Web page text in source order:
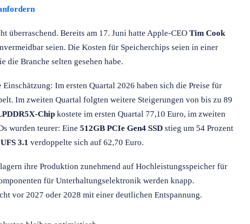
überraschend. Bereits am 17. Juni hatte Apple-CEO Tim Cook
seien. Die Kosten für Speicherchips seien in einer
die Branche selten gesehen habe.
Im ersten Quartal 2026 haben sich die Preise für
Im zweiten Quartal folgten weitere Steigerungen von bis zu 89
Chip kostete im ersten Quartal 77,10 Euro, im zweiten
wurden teurer: Eine 512GB PCIe Gen4 SSD stieg um 54 Prozent
3.1 verdoppelte sich auf 62,70 Euro.
ihre Produktion zunehmend auf Hochleistungsspeicher für
für Unterhaltungselektronik werden knapp.
vor 2027 oder 2028 mit einer deutlichen Entspannung.